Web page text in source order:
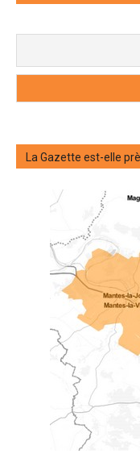
La Gazette est-elle